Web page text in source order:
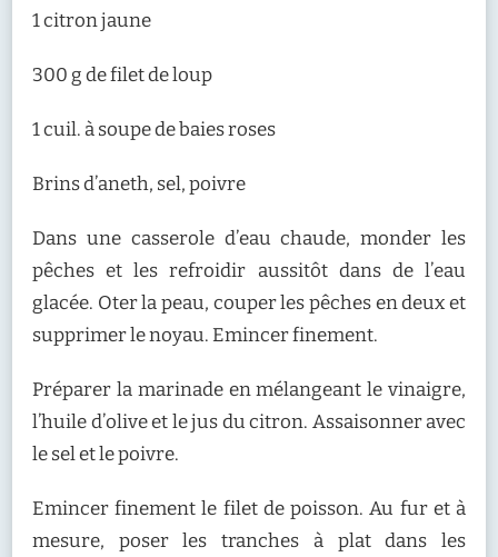
1 citron jaune
300 g de filet de loup
1 cuil. à soupe de baies roses
Brins d’aneth, sel, poivre
Dans une casserole d’eau chaude, monder les
pêches et les refroidir aussitôt dans de l’eau
glacée. Oter la peau, couper les pêches en deux et
supprimer le noyau. Emincer finement.
Préparer la marinade en mélangeant le vinaigre,
l’huile d’olive et le jus du citron. Assaisonner avec
le sel et le poivre.
Emincer finement le filet de poisson. Au fur et à
mesure, poser les tranches à plat dans les